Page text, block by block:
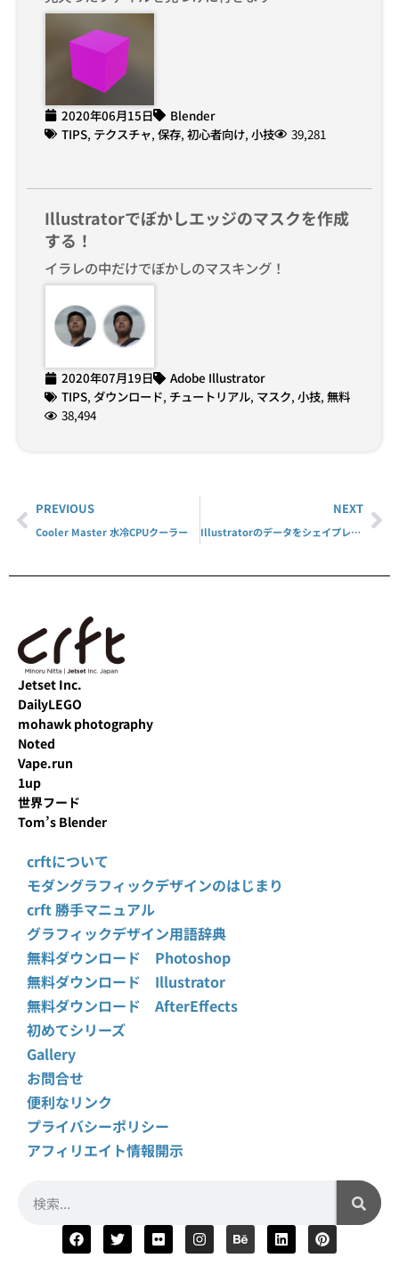
2020年06月15日
Blender
TIPS, テクスチャ, 保存, 初心者向け, 小技 39,281
Illustratorでぼかしエッジのマスクを作成
する！
イラレの中だけでぼかしのマスキング！
2020年07月19日
Adobe Illustrator
TIPS, ダウンロード, チュートリアル, マスク, 小技, 無料
38,494
PREVIOUS
Cooler Master 水冷CPUクーラー
NEXT
Illustratorのデータをシェイプレイヤーに変換する！
Jetset Inc.
DailyLEGO
mohawk photography
Noted
Vape.run
1up
世界フード
Tom’s Blender
crftについて
モダングラフィックデザインのはじまり
crft 勝手マニュアル
グラフィックデザイン用語辞典
無料ダウンロード Photoshop
無料ダウンロード Illustrator
無料ダウンロード AfterEffects
初めてシリーズ
Gallery
お問合せ
便利なリンク
プライバシーポリシー
アフィリエイト情報開示